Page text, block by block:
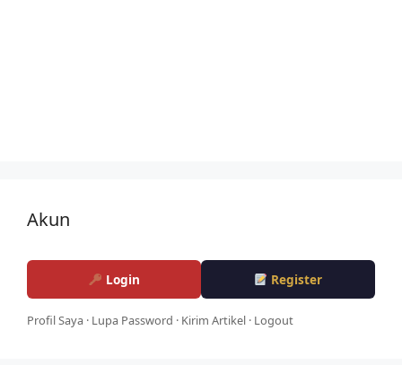
Akun
Login Register
Profil Saya · Lupa Password · Kirim Artikel · Logout